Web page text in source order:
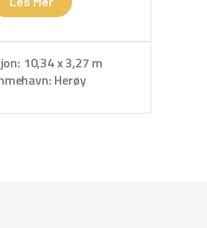
10,34 x 3,27 m
Herøy